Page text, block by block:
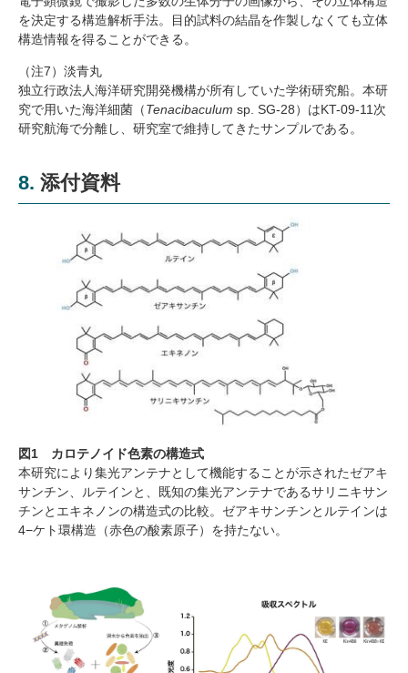
を決定する構造解析手法。目的試料の結晶を作製しなくても立体
構造情報を得ることができる。
（注7）淡青丸
独立行政法人海洋研究開発機構が所有していた学術研究船。本研
究で用いた海洋細菌（Tenacibaculum sp. SG-28）はKT-09-11次
研究航海で分離し、研究室で維持してきたサンプルである。
8. 添付資料
図1 カロテノイド色素の構造式
本研究により集光アンテナとして機能することが示されたゼアキ
サンチン、ルテインと、既知の集光アンテナであるサリニキサン
チンとエキネノンの構造式の比較。ゼアキサンチンとルテインは
4−ケト環構造（赤色の酸素原子）を持たない。